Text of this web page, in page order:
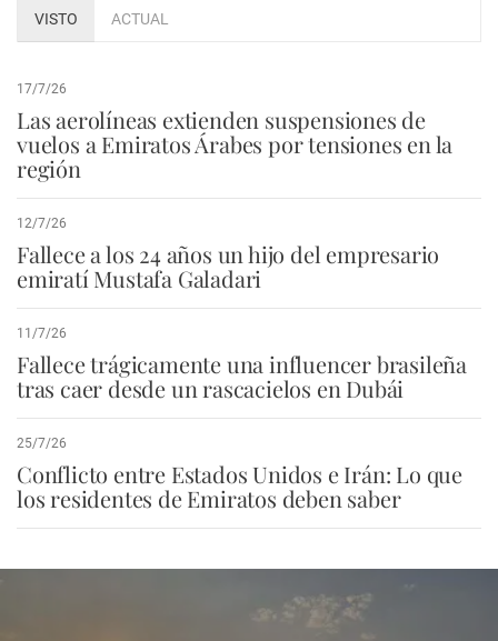
VISTO ACTUAL
17/7/26
Las aerolíneas extienden suspensiones de
vuelos a Emiratos Árabes por tensiones en la
región
12/7/26
Fallece a los 24 años un hijo del empresario
emiratí Mustafa Galadari
11/7/26
Fallece trágicamente una influencer brasileña
tras caer desde un rascacielos en Dubái
25/7/26
Conflicto entre Estados Unidos e Irán: Lo que
los residentes de Emiratos deben saber